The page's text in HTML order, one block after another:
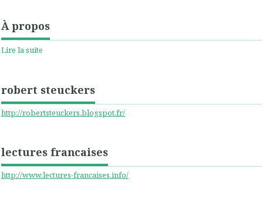
À propos
Lire la suite
robert steuckers
http://robertsteuckers.blogspot.fr/
lectures francaises
http://www.lectures-francaises.info/